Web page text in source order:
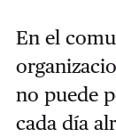
En el
no puede
cada día